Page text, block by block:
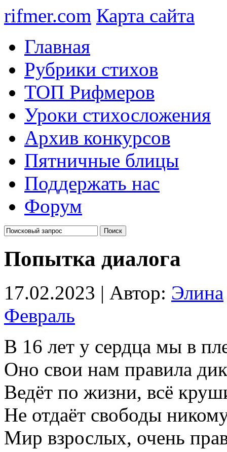
rifmer.com Карта сайта
Главная
Рубрики стихов
ТОП Рифмеров
Уроки стихосложения
Архив конкурсов
Пятничные блицы
Поддержать нас
Форум
Попытка диалога
17.02.2023 | Автор: Элина
Февраль
В 16 лет у сердца мы в
Оно свои нам правила
Ведёт по жизни, всё
Не отдаёт свободы
Мир взрослых, очень